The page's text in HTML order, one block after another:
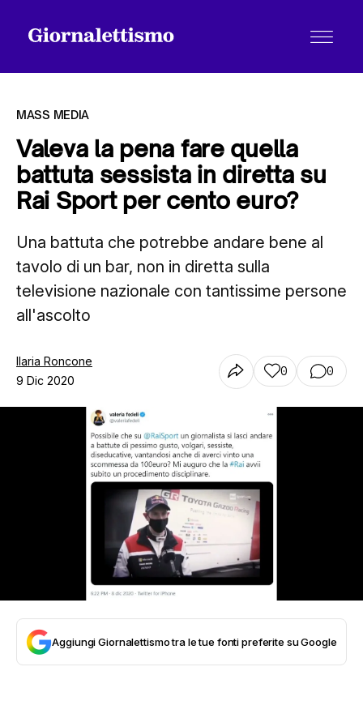
Tutti gli articoli
Chi siamo
Contatti
MASS MEDIA
Valeva la pena fare quella
battuta sessista in diretta su
Rai Sport per cento euro?
Una battuta che potrebbe andare bene al
tavolo di un bar, non in diretta sulla
televisione nazionale con tantissime persone
all'ascolto
Ilaria Roncone
9 Dic 2020
0 0
Aggiungi Giornalettismo tra le tue fonti preferite su Google